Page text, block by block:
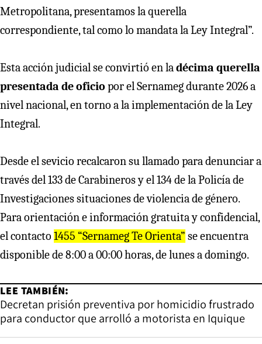
Metropolitana, presentamos la querella
correspondiente, tal como lo mandata la Ley Integral”.
Esta acción judicial se convirtió en ladécima querella
presentada de oficio por el Sernameg durante 2026 a
nivel nacional, en torno a la implementación de la Ley
Integral.
Desde el sevicio recalcaron su llamado para denunciar a
través del 133 de Carabineros y el 134 de la Policía de
Investigaciones situaciones de violencia de género.
Para orientación e información gratuita y confidencial,
el contacto 1455 “Sernameg Te Orienta” se encuentra
disponible de 8:00 a 00:00 horas, de lunes a domingo.
LEE TAMBIÉN:
Decretan prisión preventiva por homicidio frustrado
para conductor que arrolló a motorista en Iquique